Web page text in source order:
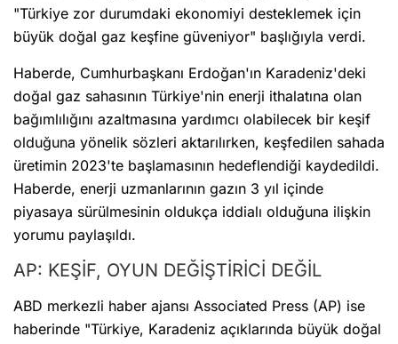
"Türkiye zor durumdaki ekonomiyi desteklemek için
büyük doğal gaz keşfine güveniyor" başlığıyla verdi.
Haberde, Cumhurbaşkanı Erdoğan'ın Karadeniz'deki
doğal gaz sahasının Türkiye'nin enerji ithalatına olan
bağımlılığını azaltmasına yardımcı olabilecek bir keşif
olduğuna yönelik sözleri aktarılırken, keşfedilen sahada
üretimin 2023'te başlamasının hedeflendiği kaydedildi.
Haberde, enerji uzmanlarının gazın 3 yıl içinde
piyasaya sürülmesinin oldukça iddialı olduğuna ilişkin
yorumu paylaşıldı.
AP: KEŞİF, OYUN DEĞİŞTİRİCİ DEĞİL
ABD merkezli haber ajansı Associated Press (AP) ise
haberinde "Türkiye, Karadeniz açıklarında büyük doğal